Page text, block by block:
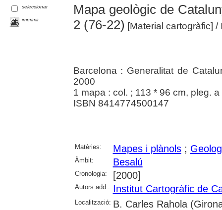
seleccionar
imprimir
Mapa geològic de
2 (76-22) [Material cartogràfic] /
Barcelona : Generalitat de
2000
1 mapa : col. ; 113 * 96 cm, pleg.
ISBN 8414774500147
Matèries: Mapes i plànols;
Àmbit: Besalú
Cronologia: [2000]
Autors add.: Institut Cartogràfic de
Localització: B. Carles Rahola